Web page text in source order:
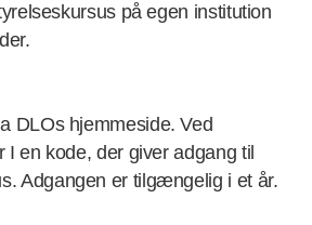
på egen institution
DLOs hjemmeside. Ved
I en kode, der giver adgang til
Adgangen er tilgængelig i et år.